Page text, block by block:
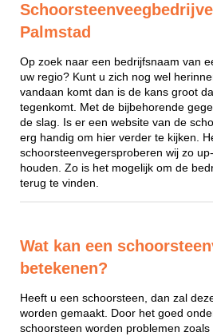
Palmstad
Op zoek naar een bedrijfsnaam van
uw regio? Kunt u zich nog wel
vandaan komt dan is de kans groot
tegenkomt. Met de bijbehorende
de slag. Is er een website van de
erg handig om hier verder te kijken.
schoorsteenvegersproberen wij zo
houden. Zo is het mogelijk om de
terug te vinden.
Wat kan een
betekenen?
Heeft u een schoorsteen, dan zal
worden gemaakt. Door het goed
schoorsteen worden problemen